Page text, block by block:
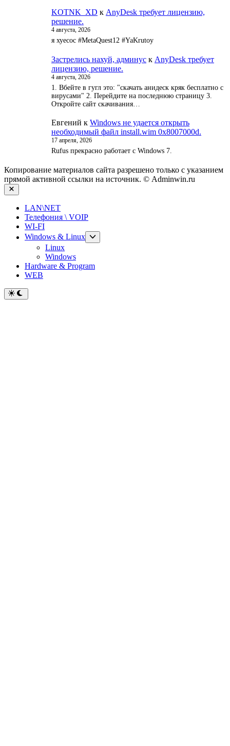
KOTNK_XD к AnyDesk требует лицензию,
решение.
4 августа, 2026
я хуесос #MetaQuest12 #YaKrutoy
Застрелись нахуй, админус к AnyDesk требует
лицензию, решение.
4 августа, 2026
1. Вбейте в гугл это: "скачать анидеск кряк бесплатно с
вирусами" 2. Перейдите на последнюю страницу 3.
Откройте сайт скачивания…
Евгений к Windows не удается открыть
необходимый файл install.wim 0x8007000d.
17 апреля, 2026
Rufus прекрасно работает с Windows 7.
Копирование материалов сайта разрешено только с указанием
прямой активной ссылки на источник. © Adminwin.ru
Закрыть
LAN\NET
Телефония \ VOIP
WI-FI
Windows & Linux
Показывать
подменю
Linux
Windows
Hardware & Program
WEB
Переключить
на